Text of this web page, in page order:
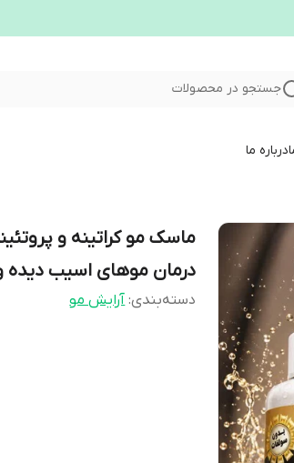
جستجو در محصولات
درباره ما
ماسک مو کراتینه و
درمان موهای اسیب دیده
دسته‌بندی:آرایش مو